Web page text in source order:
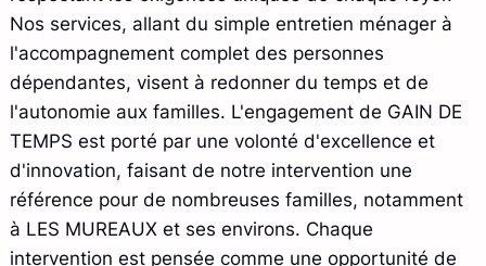
Nos services, allant du simple entretien ménager à
l'accompagnement complet des personnes
dépendantes, visent à redonner du temps et de
l'autonomie aux familles. L'engagement de GAIN DE
TEMPS est porté par une volonté d'excellence et
d'innovation, faisant de notre intervention une
référence pour de nombreuses familles, notamment
à LES MUREAUX et ses environs. Chaque
intervention est pensée comme une opportunité de